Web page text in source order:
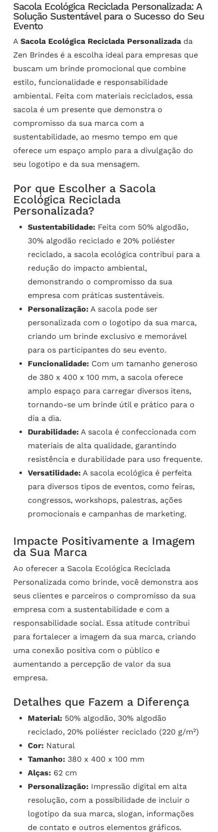
Sacola Ecológica Reciclada Personalizada: A
Solução Sustentável para o Sucesso do Seu
Evento
A Sacola Ecológica Reciclada Personalizadada
Zen Brindes é a escolha ideal para empresas que
buscam um brinde promocional que combine
estilo, funcionalidade e responsabilidade
ambiental. Feita com materiais reciclados, essa
sacola é um presente que demonstra o
compromisso da sua marca com a
sustentabilidade, ao mesmo tempo em que
oferece um espaço amplo para a divulgação do
seu logotipo e da sua mensagem.
Por que Escolher a Sacola
Ecológica Reciclada
Personalizada?
Sustentabilidade: Feita com 50% algodão,
30% algodão reciclado e 20% poliéster
reciclado, a sacola ecológica contribui para a
redução do impacto ambiental,
demonstrando o compromisso da sua
empresa com práticas sustentáveis.
Personalização: A sacola pode ser
personalizada com o logotipo da sua marca,
criando um brinde exclusivo e memorável
para os participantes do seu evento.
Funcionalidade: Com um tamanho generoso
de 380 x 400 x 100 mm, a sacola oferece
amplo espaço para carregar diversos itens,
tornando-se um brinde útil e prático para o
dia a dia.
Durabilidade: A sacola é confeccionada com
materiais de alta qualidade, garantindo
resistência e durabilidade para uso frequente.
Versatilidade: A sacola ecológica é perfeita
para diversos tipos de eventos, como feiras,
congressos, workshops, palestras, ações
promocionais e campanhas de marketing.
Impacte Positivamente a Imagem
da Sua Marca
Ao oferecer a Sacola Ecológica Reciclada
Personalizada como brinde, você demonstra aos
seus clientes e parceiros o compromisso da sua
empresa com a sustentabilidade e com a
responsabilidade social. Essa atitude contribui
para fortalecer a imagem da sua marca, criando
uma conexão positiva com o público e
aumentando a percepção de valor da sua
empresa.
Detalhes que Fazem a Diferença
Material: 50% algodão, 30% algodão
reciclado, 20% poliéster reciclado (220 g/m²)
Cor: Natural
Tamanho: 380 x 400 x 100 mm
Alças: 62 cm
Personalização: Impressão digital em alta
resolução, com a possibilidade de incluir o
logotipo da sua marca, slogan, informações
de contato e outros elementos gráficos.